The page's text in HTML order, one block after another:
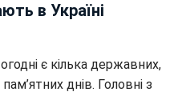
в Україні
є кілька державних,
днів. Головні з